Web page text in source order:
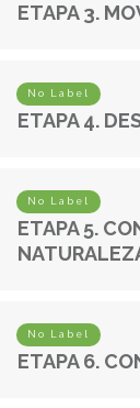
ETAPA 3.
No Label
ETAPA 4.
No Label
ETAPA 5.
No Label
ETAPA 6.